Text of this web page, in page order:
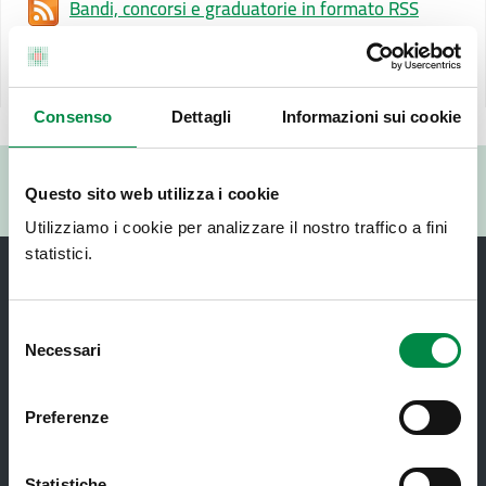
Consenso Dettagli Informazioni sui cookie
Questo sito web utilizza i cookie
Utilizziamo i cookie per analizzare il nostro traffico a fini
statistici.
delNecessari
Preferenze
Bandi, concorsi e graduatorie in formato RSS
Ultimo aggiornamento pagina:
19 Novembre 2025
RISPONDI AL QUESTIONARIO
Recapiti e contatti
Azienda USL di Imola - Sede legale: Viale Amendola, 2